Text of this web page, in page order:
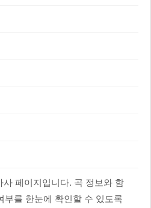
사 페이지입니다. 곡 정보와 함
부를 한눈에 확인할 수 있도록